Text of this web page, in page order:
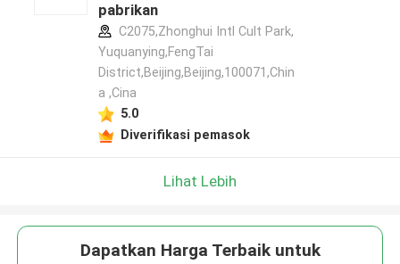
pabrikan
C2075,Zhonghui Intl Cult Park,
Yuquanying,FengTai
District,Beijing,Beijing,100071,Chin
a ,Cina
5.0
Diverifikasi pemasok
Lihat Lebih
Dapatkan Harga Terbaik untuk